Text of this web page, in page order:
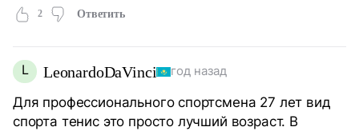
2 Ответить
L LeonardoDaVinci год назад
Для профессионального спортсмена 27 лет вид
спорта тенис это просто лучший возраст. В